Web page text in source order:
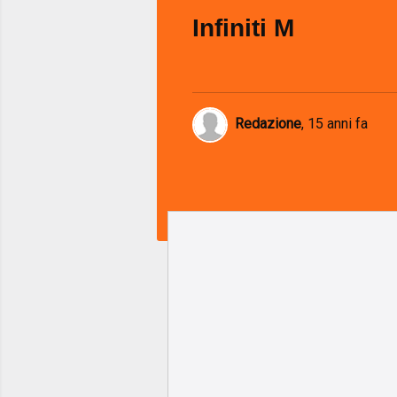
Infiniti M
Redazione, 15 anni fa